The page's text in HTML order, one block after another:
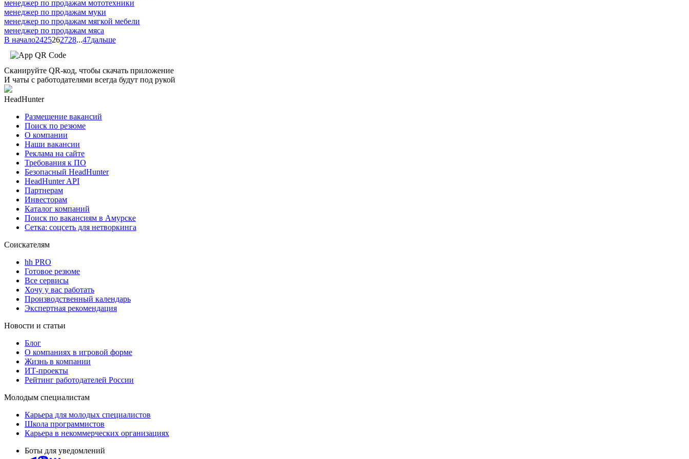
менеджер по продажам мототехники
менеджер по продажам муки
менеджер по продажам мягкой мебели
менеджер по продажам мяса
В начало2425262728...47дальше
Сканируйте QR-код, чтобы скачать приложение
И чаты с работодателями всегда будут под рукой
HeadHunter
Размещение вакансий
Поиск по резюме
О компании
Наши вакансии
Реклама на сайте
Требования к ПО
Безопасный HeadHunter
HeadHunter API
Партнерам
Инвесторам
Каталог компаний
Поиск по вакансиям в Амурске
Сетка: соцсеть для нетворкинга
Соискателям
hh PRO
Готовое резюме
Все сервисы
Хочу у вас работать
Производственный календарь
Экспертная рекомендация
Новости и статьи
Блог
О компаниях в игровой форме
Жизнь в компании
ИТ-проекты
Рейтинг работодателей России
Молодым специалистам
Карьера для молодых специалистов
Школа программистов
Карьера в некоммерческих организациях
Боты для уведомлений